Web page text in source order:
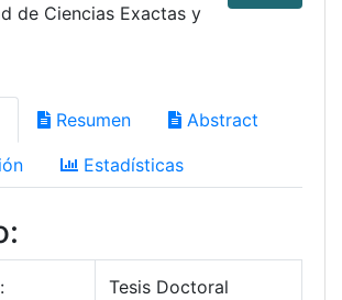
de Ciencias Exactas y
Resumen Abstract
Estadísticas
Tesis Doctoral